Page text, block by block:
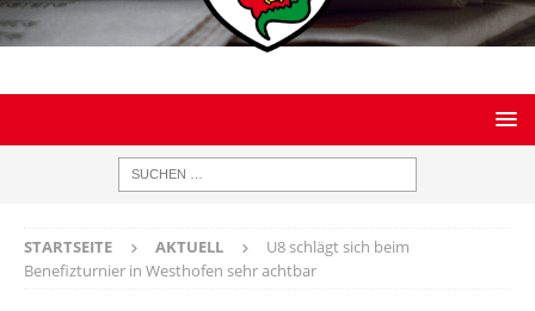
STARTSEITE AKTUELL
U8 schlägt sich beim
Benefizturnier in Westhofen sehr achtbar